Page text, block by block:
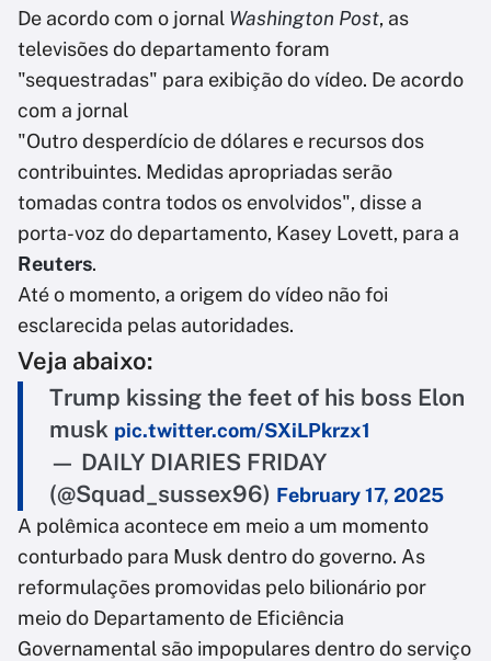
De acordo com o jornal Washington Post, as
televisões do departamento foram
"sequestradas" para exibição do vídeo. De acordo
com a jornal
"Outro desperdício de dólares e recursos dos
contribuintes. Medidas apropriadas serão
tomadas contra todos os envolvidos", disse a
porta-voz do departamento, Kasey Lovett, para a
Reuters.
Até o momento, a origem do vídeo não foi
esclarecida pelas autoridades.
Veja abaixo:
Trump kissing the feet of his boss Elon
musk pic.twitter.com/SXiLPkrzx1
— DAILY DIARIES FRIDAY
(@Squad_sussex96) February 17, 2025
A polêmica acontece em meio a um momento
conturbado para Musk dentro do governo. As
reformulações promovidas pelo bilionário por
meio do Departamento de Eficiência
Governamental são impopulares dentro do serviço